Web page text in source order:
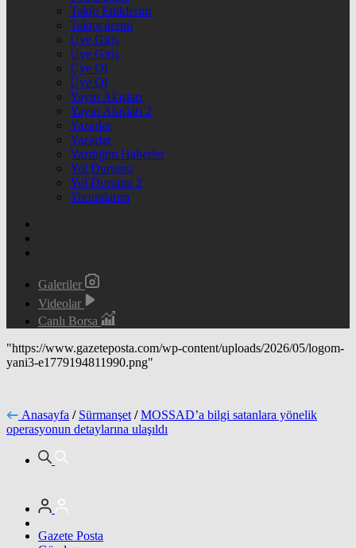
Takip Ettiklerim
Takipçilerim
Üye Giriş
Üye Giriş
Üye Ol
Üye Ol
Yayın Akışları
Yayın Akışları 2
Yazarlar
Yazarlar
Yazdığım Haberler
Yol Durumu
Yol Durumu 2
Yorumlarım
Galeriler
Videolar
Canlı Borsa
"https://www.gazeteposta.com/wp-content/uploads/2026/05/logom-
yani3-e1779194811990.png"
Anasayfa / Sürmanşet / MOSSAD’a bilgi satanlara yönelik
operasyonun detaylarına ulaşıldı
Gazete Posta